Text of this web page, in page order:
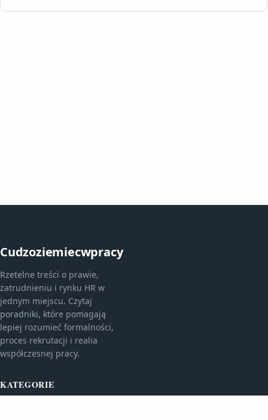
Cudzoziemiecwpracy
Rzetelne treści o prawie,
zatrudnieniu i rynku HR w
jednym miejscu. Czytaj
poradniki, które pomagają
lepiej rozumieć formalności,
proces rekrutacji i realia
współczesnej pracy.
KATEGORIE